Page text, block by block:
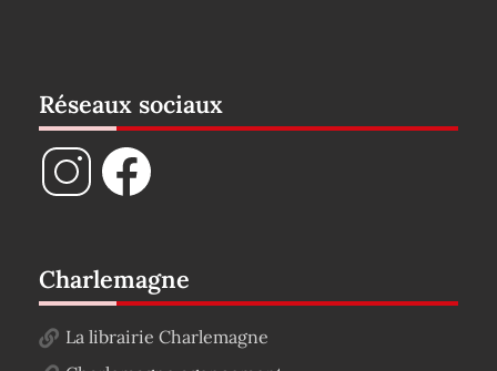
Réseaux sociaux
Charlemagne
La librairie Charlemagne